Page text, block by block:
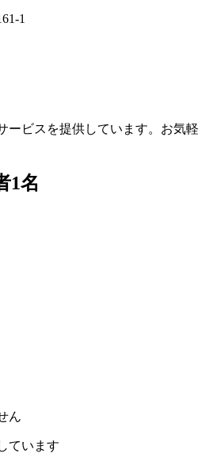
1
ービスを提供しています。お気軽
1名
ん
ています